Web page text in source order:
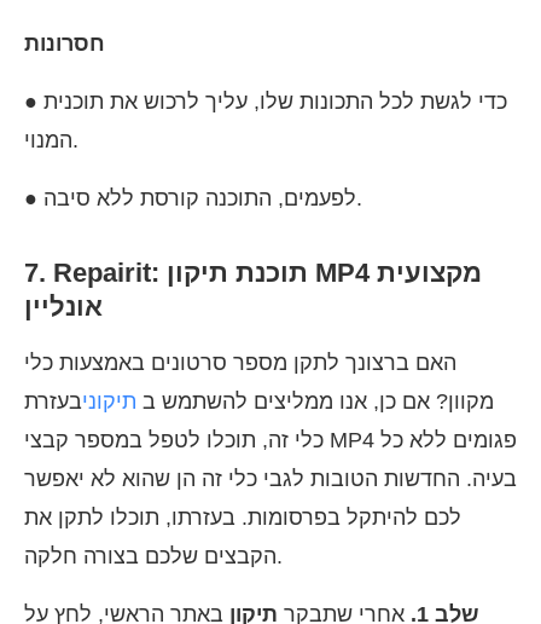
חסרונות
● כדי לגשת לכל התכונות שלו, עליך לרכוש את תוכנית
המנוי.
● לפעמים, התוכנה קורסת ללא סיבה.
7. Repairit: תוכנת תיקון MP4 מקצועית
אונליין
האם ברצונך לתקן מספר סרטונים באמצעות כלי
מקוון? אם כן, אנו ממליצים להשתמש ב תיקוניבעזרת
כלי זה, תוכלו לטפל במספר קבצי MP4 פגומים ללא כל
בעיה. החדשות הטובות לגבי כלי זה הן שהוא לא יאפשר
לכם להיתקל בפרסומות. בעזרתו, תוכלו לתקן את
הקבצים שלכם בצורה חלקה.
שלב 1. אחרי שתבקר תיקון באתר הראשי, לחץ על